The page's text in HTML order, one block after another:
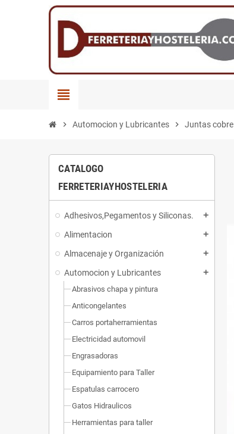
view_headline
chevron_right Automocion y Lubricantes chevron_right Juntas cobre
CATALOGO
FERRETERIAYHOSTELERIA
Adhesivos,Pegamentos y Siliconas. add
Alimentacion add
Almacenaje y Organización add
Automocion y Lubricantes add
Abrasivos chapa y pintura
Anticongelantes
Carros portaherramientas
Electricidad automovil
Engrasadoras
Equipamiento para Taller
Espatulas carrocero
Gatos Hidraulicos
Herramientas para taller